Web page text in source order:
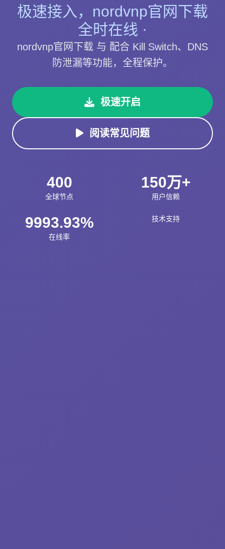
极速接入，nordvnp官网下载
全时在线 ·
nordvnp官网下载 与 配合 Kill Switch、DNS
防泄漏等功能，全程保护。
极速开启
阅读常见问题
400
全球节点
150万+
用户信赖
9993.93%
在线率
技术支持